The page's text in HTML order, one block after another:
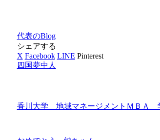
代表のBlog
シェアする
X Facebook LINE Pinterest
四国夢中人
香川大学 地域マネージメントＭＢＡ